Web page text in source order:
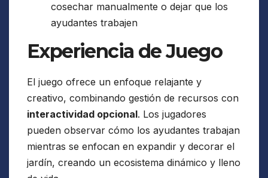
cosechar manualmente o dejar que los
ayudantes trabajen
Experiencia de Juego
El juego ofrece un enfoque relajante y
creativo, combinando gestión de recursos con
interactividad opcional. Los jugadores
pueden observar cómo los ayudantes trabajan
mientras se enfocan en expandir y decorar el
jardín, creando un ecosistema dinámico y lleno